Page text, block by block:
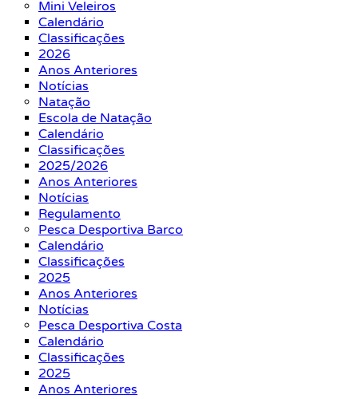
Mini Veleiros
Calendário
Classificações
2026
Anos Anteriores
Notícias
Natação
Escola de Natação
Calendário
Classificações
2025/2026
Anos Anteriores
Notícias
Regulamento
Pesca Desportiva Barco
Calendário
Classificações
2025
Anos Anteriores
Notícias
Pesca Desportiva Costa
Calendário
Classificações
2025
Anos Anteriores